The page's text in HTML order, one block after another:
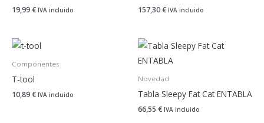
19,99€ IVA incluido 157,30€ IVA incluido
Componentes
T-tool
10,89€ IVA incluido
Novedad
Tabla Sleepy Fat Cat ENTABLA
66,55 € IVA incluido